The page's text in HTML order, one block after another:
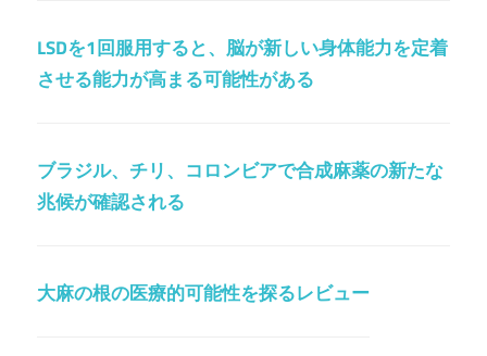
LSDを1回服用すると、脳が新しい身体能力を定着
させる能力が高まる可能性がある
ブラジル、チリ、コロンビアで合成麻薬の新たな
兆候が確認される
大麻の根の医療的可能性を探るレビュー